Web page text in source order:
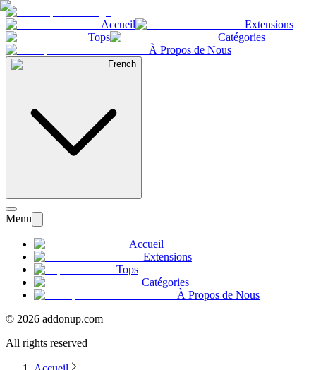
Accueil
Extensions
Tops
Catégories
À Propos de Nous
French
Menu
Accueil
Extensions
Tops
Catégories
À Propos de Nous
© 2026 addonup.com
All rights reserved